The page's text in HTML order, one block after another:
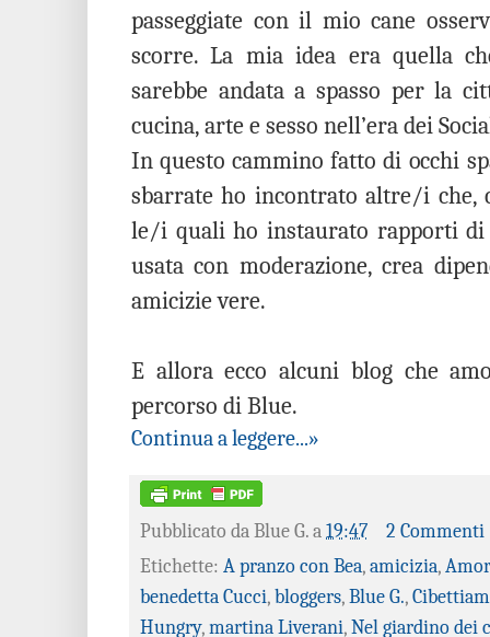
passeggiate con il mio cane
scorre. La mia idea era quella
sarebbe andata a spasso per la
cucina, arte e sesso nell’era dei
In questo cammino fatto di occhi
sbarrate ho incontrato altre/i che,
le/i quali ho instaurato rapporti di
usata con moderazione, crea
amicizie vere.
E allora ecco alcuni blog che
percorso di Blue.
Continua a leggere...»
Pubblicato da Blue G. a 19:47
2 Commenti
Etichette: A pranzo con Bea, amicizia,
benedetta Cucci, bloggers, Blue G.,
Hungry, martina Liverani, Nel giardino dei